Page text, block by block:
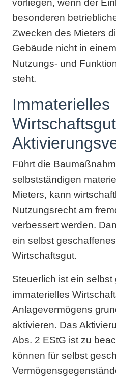
vorliegen, wenn der
besonderen
Zwecken des Mieters
Gebäude nicht in
Nutzungs- und
steht.
Immaterielles
Führt die
selbstständigen
Mieters, kann
Nutzungsrecht am
verbessert werden.
ein selbst
Wirtschaftsgut.
Steuerlich ist ein
immaterielles
Anlagevermögens
aktivieren. Das
Abs. 2 EStG ist zu
können für selbst